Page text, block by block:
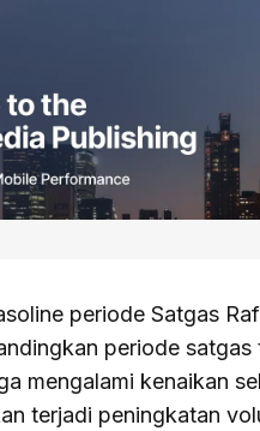
periode Satgas
periode
mengalami kenaikan
terjadi peningkatan